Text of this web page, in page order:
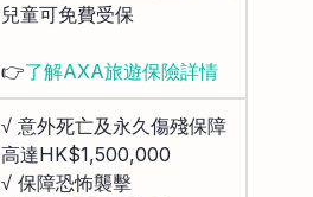
兒童可免費受保
👉了解AXA旅遊保險詳情
√ 意外死亡及永久傷殘保障
高達HK$1,500,000
√ 保障恐怖襲擊